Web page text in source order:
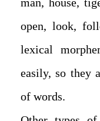
open, look,
lexical
easily, so they
of words.